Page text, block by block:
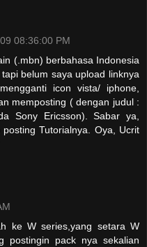
08:36:00 PM
(.mbn) berbahasa Indonesia
belum saya upload linknya
icon vista/ iphone,
memposting ( dengan judul :
Sony Ericsson). Sabar ya,
Tutorialnya. Oya, Ucrit
ke W series,yang setara W
postingin pack nya sekalian